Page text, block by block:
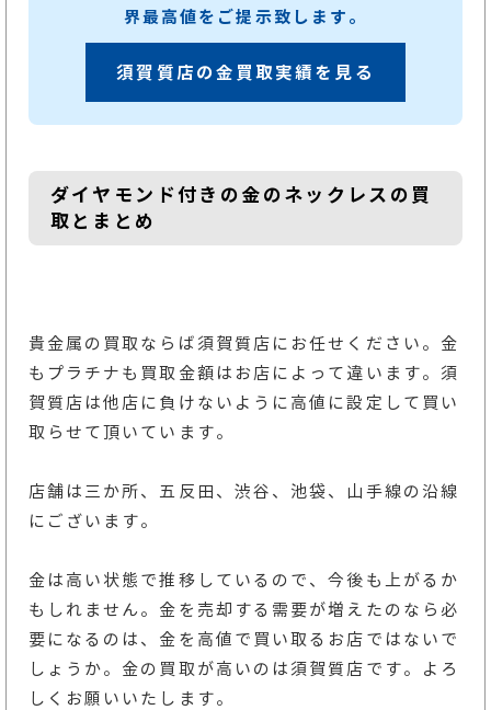
界最高値をご提示致します。
須賀質店の金買取実績を見る
ダイヤモンド付きの金のネックレスの買
取とまとめ
貴金属の買取ならば須賀質店にお任せください。金
もプラチナも買取金額はお店によって違います。須
賀質店は他店に負けないように高値に設定して買い
取らせて頂いています。
店舗は三か所、五反田、渋谷、池袋、山手線の沿線
にございます。
金は高い状態で推移しているので、今後も上がるか
もしれません。金を売却する需要が増えたのなら必
要になるのは、金を高値で買い取るお店ではないで
しょうか。金の買取が高いのは須賀質店です。よろ
しくお願いいたします。